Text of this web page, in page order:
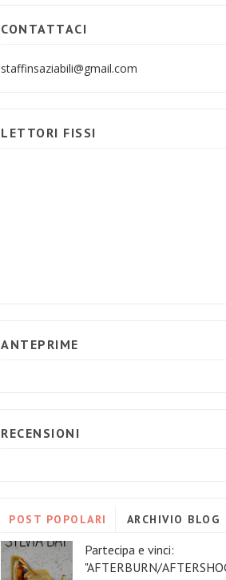
CONTATTACI
staffinsaziabili@gmail.com
LETTORI FISSI
ANTEPRIME
RECENSIONI
POST POPOLARI ARCHIVIO BLOG
Partecipa e vinci:
"AFTERBURN/